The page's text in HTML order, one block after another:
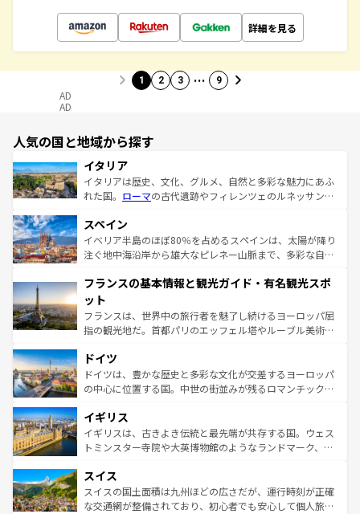
詳細を見る
1 2 3 … 9
AD
AD
人気の国と地域から探す
イタリア
イタリアは歴史、文化、グルメ、自然と多彩な魅力にあふ
れた国。 ローマの古代遺跡やフィレンツェのルネッサンス
ろん、トスカーナの美しい田園風景やアマルフィ海岸の絶
景など、自然景観も見逃せない。観光の合間には、本場の
ピザやパスタなど、絶品のイタリア料理を堪能することも
ませてくれるイタリアで、忘れられない旅をしてみよう！
なお、新着のイタリア情報は
しい。
スペイン
イベリア半島のほぼ80％を占めるスペインは、太陽が降り
注ぐ地中海沿岸から雄大なピレネー山脈まで、多彩な自然
文化が根付くこの国では、情熱的なフラメンコ、熱気あふ
れる闘牛、そして美味しいタパスが生活の一部となってい
る。首都マドリードの洗練された雰囲気や、バルセロナの
アートに溢れた街角から、地方では古代ローマ遺跡や中世
せる。地方によって風土や気候が異なるスペインはその個
性で訪れる人を魅了する。 なお、新着のスペイン情報は コ
ンテンツ一覧を参照してほしい。
フランスの基本情報と観光ガイド・有名観光スポ
ット
フランスは、世界中の旅行者を魅了し続けるヨーロッパ屈
指の観光地だ。首都パリのエッフェル塔やルーブル美術館
で、幅広い魅力が詰まっている。華麗な宮殿、歴史的な大
聖堂、美しいビーチ、そして豊かな自然が、訪れる者を心
から魅了する。また、フランスは美食の国としても知ら
いる。シャンパンの発祥地であるランス、プロヴァンスの
香り高いラベンダー畑など、多彩な楽しみ方が可能だ。さ
らに、パリ以外の地域にも魅力が溢れており、どの街角に
れる地方に足を運ぶとそれぞれで全く異なる文化を体験で
きるだろう。 なお、新着のフランス情報はコンテンツ一覧
を参照してほしい。
ドイツ
ドイツは、豊かな歴史と多彩な文化が交差するヨーロッパ
の中心に位置する国。中世の街並みが残るロマンチック街
顔を持つこの国は、どこを歩いても飽きることがない。ベ
ルリンの文化的活気、バイエルン州のアルプスの絶景、そ
してライン川沿いのワイン畑といった風景は必見。ビール
は、お酒好きな人にはぜひ体験してほしい。 なお、新着の
ドイツ情報はコンテンツ一覧を参照してほしい。
イギリス
イギリスは、古きよき伝統と最先端が共存する国。ウェス
トミンスター寺院や大英博物館のようなランドマーク、歴
リアごとに異なる魅力がある。また、優雅なアフタヌーン
ティー、ビール好きにはたまらない英国パブ、サッカー観
戦など、本場だからこそできる体験も豊富。イギリスを旅
スイス
スイスの国土面積は九州ほどの広さだが、運行時刻が正確
な交通網が整備されており、初心者でも安心して個人旅行